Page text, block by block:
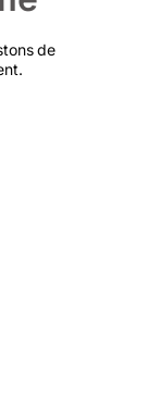
de